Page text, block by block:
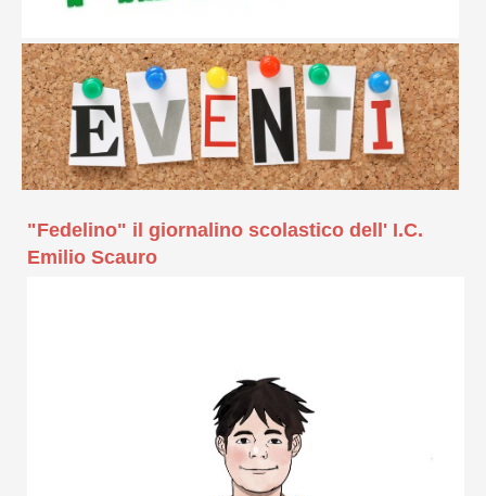
"Fedelino" il giornalino scolastico dell' I.C.
Emilio Scauro